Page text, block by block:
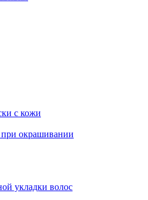
с кожи
окрашивании
укладки волос